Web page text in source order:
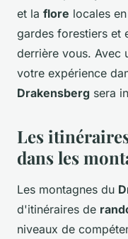
et la flore locales
gardes forestiers et
derrière vous. Avec
votre expérience
Drakensberg sera
Les
dans les
Les montagnes du
d'itinéraires de
niveaux de